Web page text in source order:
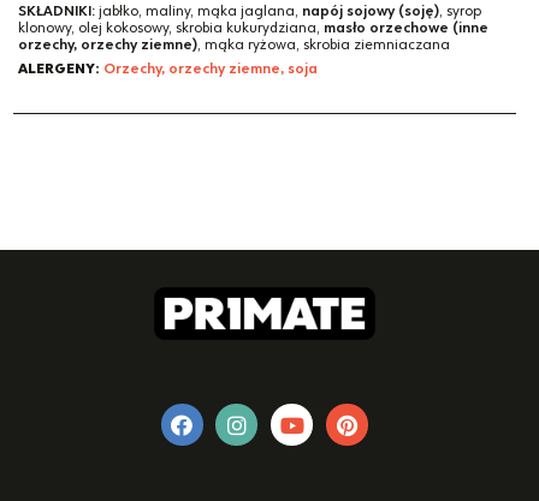
SKŁADNIKI: jabłko, maliny, mąka jaglana, napój sojowy (soję), syrop
klonowy, olej kokosowy, skrobia kukurydziana, masło orzechowe (inne
orzechy, orzechy ziemne), mąka ryżowa, skrobia ziemniaczana
ALERGENY: Orzechy, orzechy ziemne, soja